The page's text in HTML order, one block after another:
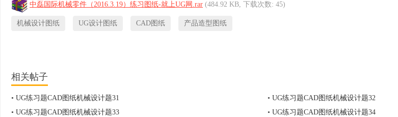
中磊国际机械零件（2016.3.19）练习图纸-就上UG网.rar (484.92 KB, 下载次数: 45)
机械设计图纸 UG设计图纸 CAD图纸 产品造型图纸
相关帖子
• UG练习题CAD图纸机械设计题31 • UG练习题CAD图纸机械设计题32
• UG练习题CAD图纸机械设计题33 • UG练习题CAD图纸机械设计题34